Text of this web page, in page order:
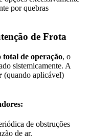
por quebras
de Frota
total de operação, o
sistemicamente. A
(quando aplicável)
de obstruções
de ar.